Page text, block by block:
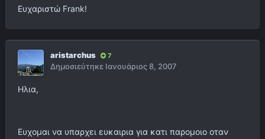
Ευχαριστώ Frank!
aristarchus 7
Δημοσιεύτηκε Ιανουάριος 8, 2007
Ηλια,
Ευχομαι να υπαρχει ευκαιρια για κατι παρομοιο οταν